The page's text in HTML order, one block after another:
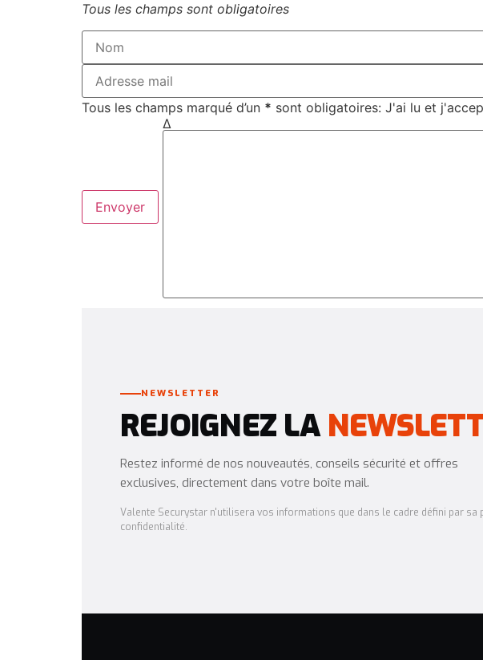
Tous les champs sont obligatoires
Tous les champs marqué d’un * sont obligatoires: J'ai lu et
Δ
NEWSLETTER
REJOIGNEZ LA
Restez informé de nos nouveautés, conseils sécurité et offres
exclusives, directement dans votre boîte mail.
Valente Securystar n'utilisera vos informations que dans le cadre défini par sa
confidentialité.